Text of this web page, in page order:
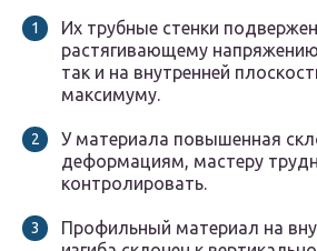
Их трубные стенки
растягивающему
так и на внутренней
максимуму.
У материала повышенная
деформациям, мастеру
контролировать.
Профильный материал на